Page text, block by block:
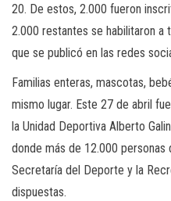
20. De estos, 2.000 fueron
2.000 restantes se habilitaron a
que se publicó en las redes
Familias enteras, mascotas,
mismo lugar. Este 27 de abril
la Unidad Deportiva Alberto
donde más de 12.000
Secretaría del Deporte y la
dispuestas.